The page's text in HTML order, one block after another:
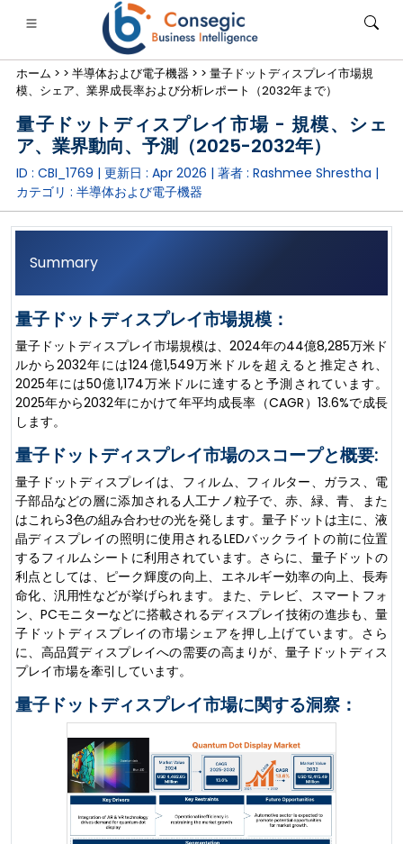
・金融・保険• 消費財 • エネルギーと電力• 食品・飲料
• ケーススタディ
ホーム > > 半導体および電子機器 > > 量子ドットディスプレイ市場規
模、シェア、業界成長率および分析レポート（2032年まで）
量子ドットディスプレイ市場 - 規模、シェ
ア、業界動向、予測（2025-2032年）
ID : CBI_1769 | 更新日 : Apr 2026 | 著者 : Rashmee Shrestha |
カテゴリ : 半導体および電子機器
Summary
量子ドットディスプレイ市場規模：
量子ドットディスプレイ市場規模は、2024年の44億8,285万米ド
ルから2032年には124億1,549万米ドルを超えると推定され、
2025年には50億1,174万米ドルに達すると予測されています。
2025年から2032年にかけて年平均成長率（CAGR）13.6%で成長
します。
量子ドットディスプレイ市場のスコープと概要:
量子ドットディスプレイは、フィルム、フィルター、ガラス、電
子部品などの層に添加される人工ナノ粒子で、赤、緑、青、また
はこれら3色の組み合わせの光を発します。量子ドットは主に、液
晶ディスプレイの照明に使用されるLEDバックライトの前に位置
するフィルムシートに利用されています。さらに、量子ドットの
利点としては、ピーク輝度の向上、エネルギー効率の向上、長寿
命化、汎用性などが挙げられます。また、テレビ、スマートフォ
ン、PCモニターなどに搭載されるディスプレイ技術の進歩も、量
子ドットディスプレイの市場シェアを押し上げています。さら
に、高品質ディスプレイへの需要の高まりが、量子ドットディス
プレイ市場を牽引しています。
量子ドットディスプレイ市場に関する洞察：